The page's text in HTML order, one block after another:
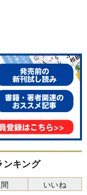
ンキング
いいね